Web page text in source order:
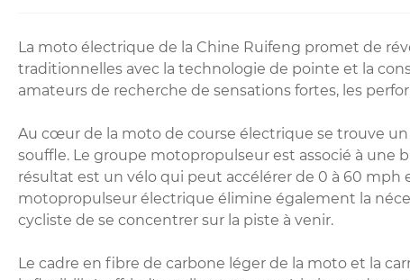
La moto électrique de la Chine Ruifeng promet de
traditionnelles avec la technologie de pointe et la
amateurs de recherche de sensations fortes, les
Au cœur de la moto de course électrique se trouve
souffle. Le groupe motopropulseur est associé à
résultat est un vélo qui peut accélérer de 0 à 60 mph
motopropulseur électrique élimine également la
cycliste de se concentrer sur la piste à venir.
Le cadre en fibre de carbone léger de la moto et la